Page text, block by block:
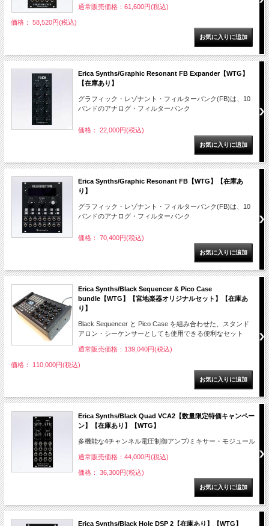
通常販売価格：61,600円(税込)
価格： 58,520円(税込)
Erica Synths/Graphic Resonant FB Expander【WTG】
【在庫あり】
グラフィック・レゾナント・フィルターバンク(FB)は、10
バンドのアナログ・フィルターバンク
価格： 22,000円(税込)
Erica Synths/Graphic Resonant FB【WTG】【在庫あ
り】
グラフィック・レゾナント・フィルターバンク(FB)は、10
バンドのアナログ・フィルターバンク
価格： 70,400円(税込)
Erica Synths/Black Sequencer & Pico Case
bundle【WTG】【宮地楽器オリジナルセット】【在庫あ
り】
Black Sequencer と Pico Case を組み合わせた、スタンド
アロン・シーケンサーとしても使用できる便利なセット
通常販売価格：139,040円(税込)
価格： 110,000円(税込)
Erica Synths/Black Quad VCA2【数量限定特価キャンペー
ン】【在庫あり】【WTG】
多機能な4チャンネル電圧制御アンプ/ミキサー・モジュール
通常販売価格：44,000円(税込)
価格： 36,300円(税込)
Erica Synths/Black Hole DSP 2【在庫あり】【WTG】